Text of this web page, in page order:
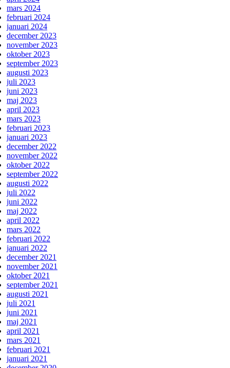
mars 2024
februari 2024
januari 2024
december 2023
november 2023
oktober 2023
september 2023
augusti 2023
juli 2023
juni 2023
maj 2023
april 2023
mars 2023
februari 2023
januari 2023
december 2022
november 2022
oktober 2022
september 2022
augusti 2022
juli 2022
juni 2022
maj 2022
april 2022
mars 2022
februari 2022
januari 2022
december 2021
november 2021
oktober 2021
september 2021
augusti 2021
juli 2021
juni 2021
maj 2021
april 2021
mars 2021
februari 2021
januari 2021